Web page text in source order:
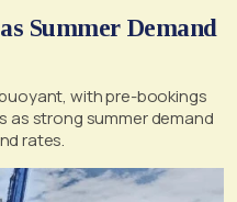
Summer Demand
with pre-bookings
as strong summer demand
rates.